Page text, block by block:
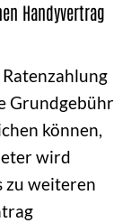
Handyvertrag
Grundgebühr
können,
wird
zu weiteren